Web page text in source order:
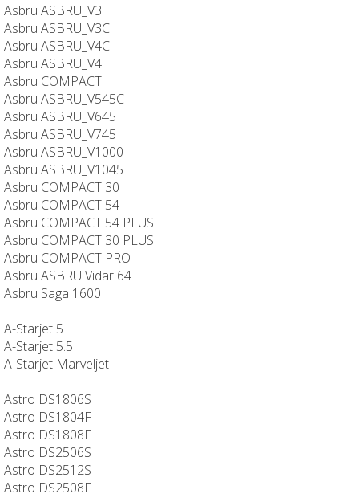
Asbru ASBRU_V3
Asbru ASBRU_V3C
Asbru ASBRU_V4C
Asbru ASBRU_V4
Asbru COMPACT
Asbru ASBRU_V545C
Asbru ASBRU_V645
Asbru ASBRU_V745
Asbru ASBRU_V1000
Asbru ASBRU_V1045
Asbru COMPACT 30
Asbru COMPACT 54
Asbru COMPACT 54 PLUS
Asbru COMPACT 30 PLUS
Asbru COMPACT PRO
Asbru ASBRU Vidar 64
Asbru Saga 1600
A-Starjet 5
A-Starjet 5.5
A-Starjet Marveljet
Astro DS1806S
Astro DS1804F
Astro DS1808F
Astro DS2506S
Astro DS2512S
Astro DS2508F